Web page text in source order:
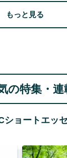
もっと見る
の特集・連
ショートエッ